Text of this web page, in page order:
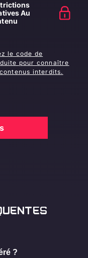
Au
le code de
pour connaître
interdits.
?